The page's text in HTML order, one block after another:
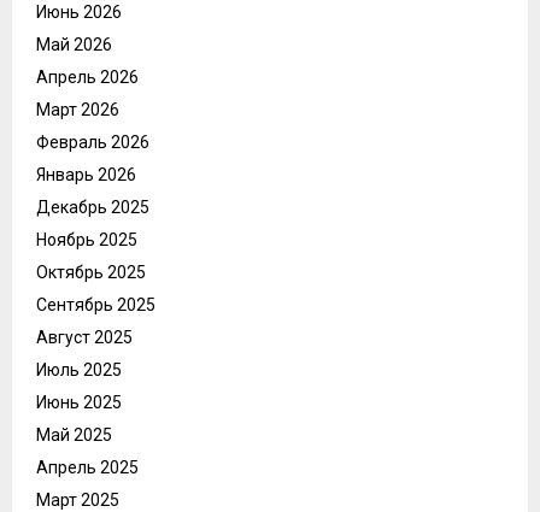
Июнь 2026
Май 2026
Апрель 2026
Март 2026
Февраль 2026
Январь 2026
Декабрь 2025
Ноябрь 2025
Октябрь 2025
Сентябрь 2025
Август 2025
Июль 2025
Июнь 2025
Май 2025
Апрель 2025
Март 2025